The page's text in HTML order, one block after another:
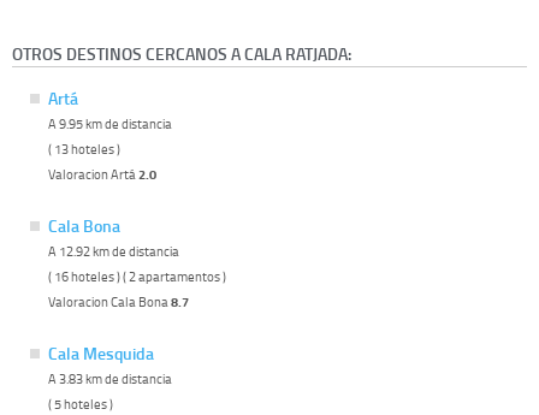
OTROS DESTINOS CERCANOS A CALA RATJADA:
Artá
A 9.95 km de distancia
( 13 hoteles )
Valoracion Artá2.0
Cala Bona
A 12.92 km de distancia
( 16 hoteles ) ( 2 apartamentos )
Valoracion Cala Bona8.7
Cala Mesquida
A 3.83 km de distancia
( 5 hoteles )